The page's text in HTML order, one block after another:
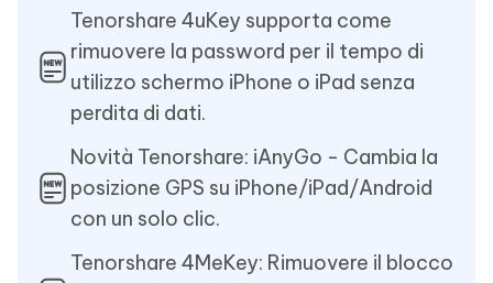
Tenorshare 4uKey supporta come
rimuovere la password per il tempo di
utilizzo schermo iPhone o iPad senza
perdita di dati.
Novità Tenorshare: iAnyGo - Cambia la
posizione GPS su iPhone/iPad/Android
con un solo clic.
Tenorshare 4MeKey: Rimuovere il blocco